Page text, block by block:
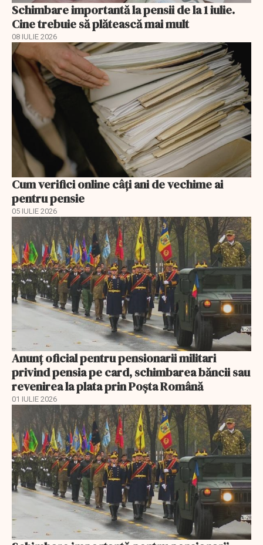
Schimbare importantă la pensii de la 1 iulie.
Cine trebuie să plătească mai mult
08 IULIE 2026
Cum verifici online câți ani de vechime ai
pentru pensie
05 IULIE 2026
Anunţ oficial pentru pensionarii militari
privind pensia pe card, schimbarea băncii sau
revenirea la plata prin Poşta Română
01 IULIE 2026